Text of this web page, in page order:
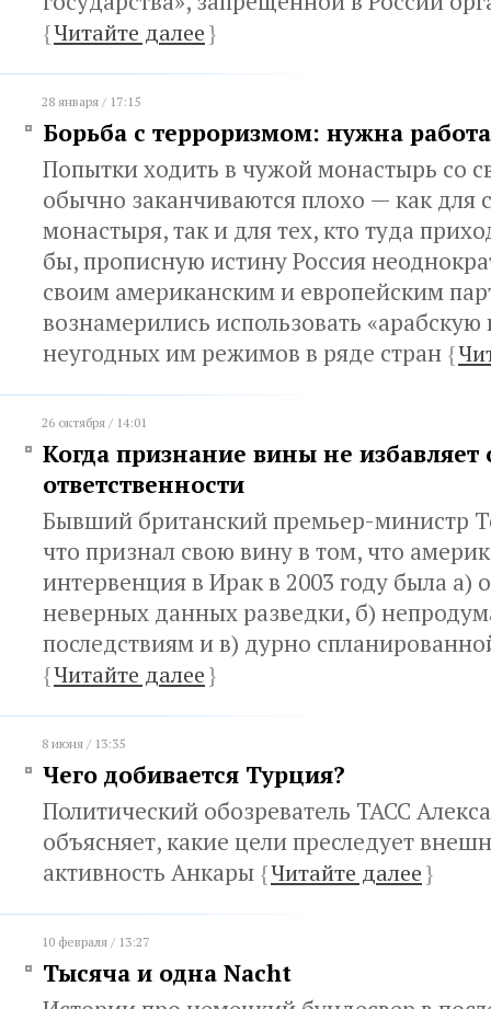
{Читайте далее}
28 января / 17:15
Борьба с терроризмом: нужна
Попытки ходить в чужой монастырь со
обычно заканчиваются плохо — как для
монастыря, так и для тех, кто туда
бы, прописную истину Россия
своим американским и европейским
вознамерились использовать
неугодных им режимов в ряде стран {
26 октября / 14:01
Когда признание вины не избавляет
ответственности
Бывший британский премьер-министр
что признал свою вину в том, что
интервенция в Ирак в 2003 году была а)
неверных данных разведки, б)
последствиям и в) дурно
{Читайте далее}
8 июня / 13:35
Чего добивается Турция?
Политический обозреватель ТАСС
объясняет, какие цели преследует
активность Анкары {Читайте далее}
10 февраля / 13:27
Тысяча и одна Nacht